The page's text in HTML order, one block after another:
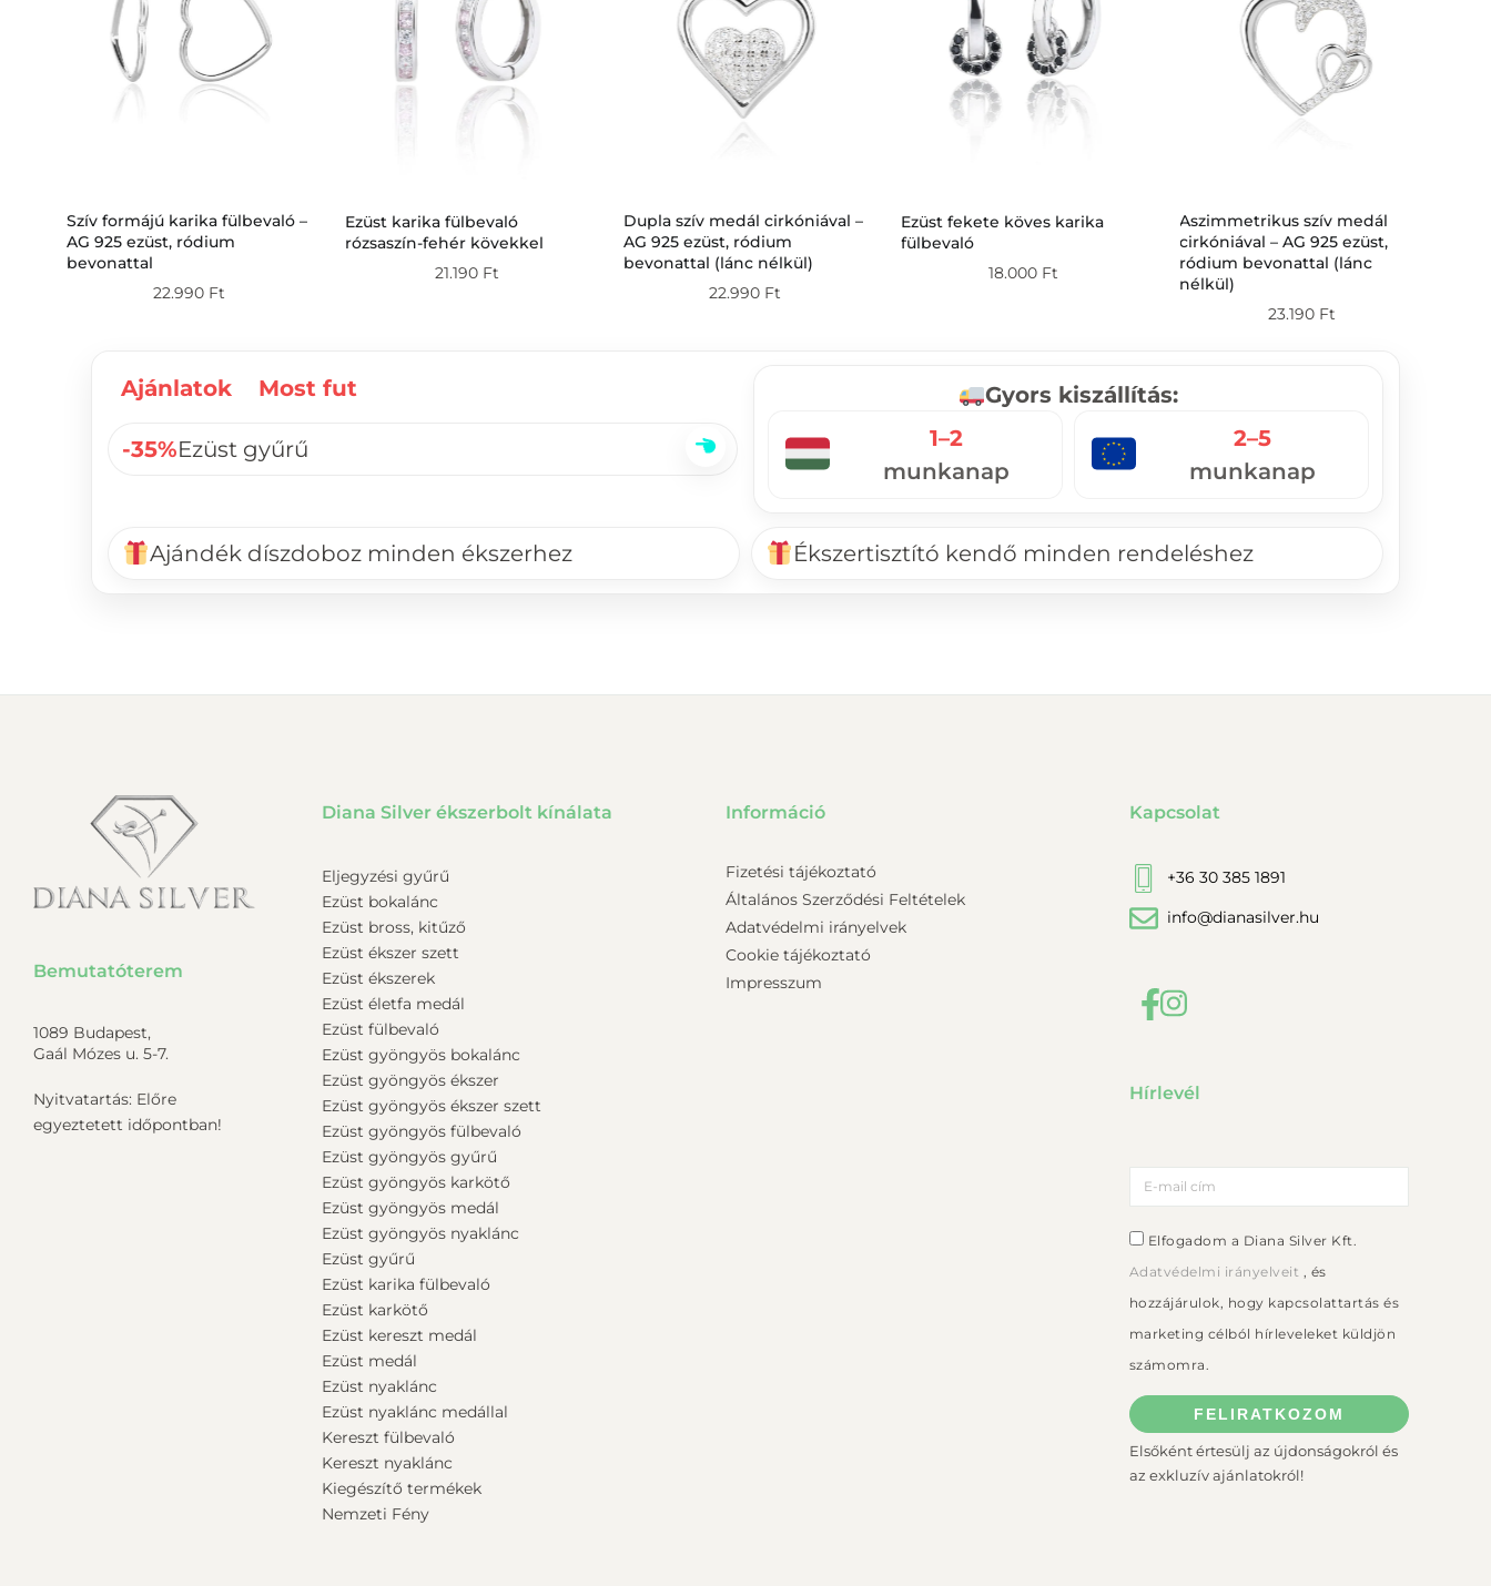
Szív formájú karika fülbevaló –
AG 925 ezüst, ródium
bevonattal
22.990 Ft
Ezüst karika fülbevaló
rózsaszín-fehér kövekkel
21.190 Ft
Dupla szív medál cirkóniával –
AG 925 ezüst, ródium
bevonattal (lánc nélkül)
22.990 Ft
Ezüst fekete köves karika
fülbevaló
18.000 Ft
Aszimmetrikus szív medál
cirkóniával – AG 925 ezüst,
ródium bevonattal (lánc
nélkül)
23.190 Ft
Ajánlatok Most fut
-35%Ezüst gyűrű
Gyors kiszállítás:
1–2
munkanap
2–5
munkanap
Ajándék díszdoboz minden ékszerhez Ékszertisztító kendő minden rendeléshez
Bemutatóterem
1089 Budapest,
Gaál Mózes u. 5-7.
Nyitvatartás: Előre
egyeztetett időpontban!
Diana Silver ékszerbolt kínálata
Eljegyzési gyűrű
Ezüst bokalánc
Ezüst bross, kitűző
Ezüst ékszer szett
Ezüst ékszerek
Ezüst életfa medál
Ezüst fülbevaló
Ezüst gyöngyös bokalánc
Ezüst gyöngyös ékszer
Ezüst gyöngyös ékszer szett
Ezüst gyöngyös fülbevaló
Ezüst gyöngyös gyűrű
Ezüst gyöngyös karkötő
Ezüst gyöngyös medál
Ezüst gyöngyös nyaklánc
Ezüst gyűrű
Ezüst karika fülbevaló
Ezüst karkötő
Ezüst kereszt medál
Ezüst medál
Ezüst nyaklánc
Ezüst nyaklánc medállal
Kereszt fülbevaló
Kereszt nyaklánc
Kiegészítő termékek
Nemzeti Fény
Információ
Fizetési tájékoztató
Általános Szerződési Feltételek
Adatvédelmi irányelvek
Cookie tájékoztató
Impresszum
Kapcsolat
+36 30 385 1891
info@dianasilver.hu
Hírlevél
Elfogadom a Diana Silver Kft.
Adatvédelmi irányelveit , és
hozzájárulok, hogy kapcsolattartás és
marketing célból hírleveleket küldjön
számomra.
FELIRATKOZOM
Elsőként értesülj az újdonságokról és
az exkluzív ajánlatokról!